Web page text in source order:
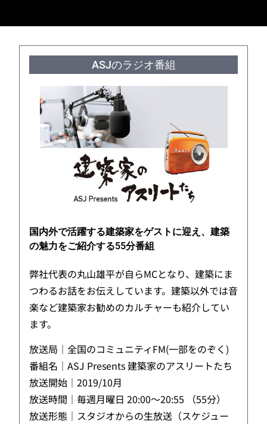
ASJのラジオ番組
国内外で活躍する建築家をゲストに迎え、建築
の魅力をご紹介する55分番組
弊社代表の丸山雄平が自らMCとなり、建築にま
つわるお話をお伝えしています。建築以外では音
楽など建築家お勧めのカルチャーも紹介してい
ます。
放送局｜全国のコミュニティFM(一部をのぞく)
番組名｜ASJ Presents 建築家のアスリートたち
放送開始｜2019/10月
放送時間｜毎週月曜日 20:00～20:55 （55分）
放送形態｜スタジオからの生放送（スケジュー